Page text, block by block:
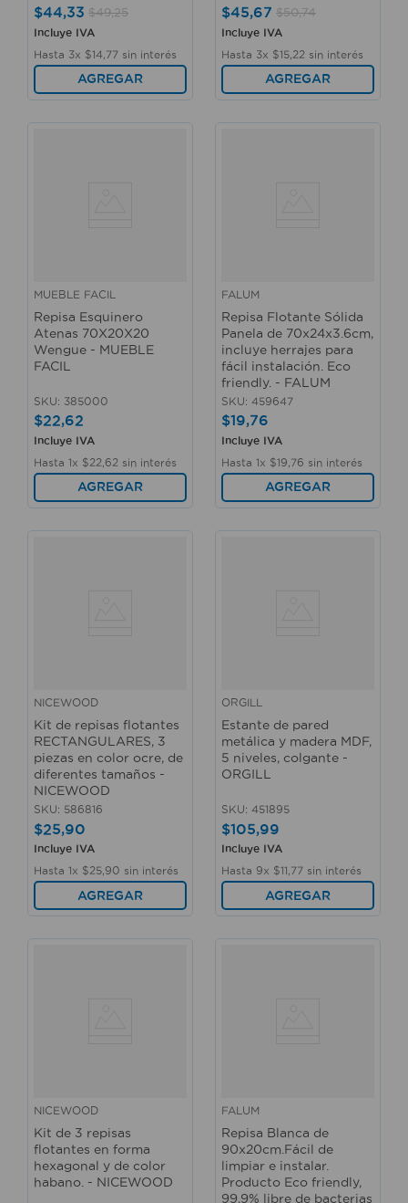
$44,33 $49,25
Incluye IVA
Hasta 3x $14 77 sin interés
AGREGAR
$45,67 $50,74
Incluye IVA
Hasta 3x $15 22 sin interés
AGREGAR
MUEBLE FACIL
Repisa Esquinero
Atenas 70X20X20
Wengue - MUEBLE
FACIL
SKU: 385000
$22,62
Incluye IVA
Hasta 1x $22 62 sin interés
AGREGAR
FALUM
Repisa Flotante Sólida
Panela de 70x24x3.6cm,
incluye herrajes para
fácil instalación. Eco
friendly. - FALUM
SKU: 459647
$19,76
Incluye IVA
Hasta 1x $19 76 sin interés
AGREGAR
NICEWOOD
Kit de repisas flotantes
RECTANGULARES, 3
piezas en color ocre, de
diferentes tamaños -
NICEWOOD
SKU: 586816
$25,90
Incluye IVA
Hasta 1x $25 90 sin interés
AGREGAR
ORGILL
Estante de pared
metálica y madera MDF,
5 niveles, colgante -
ORGILL
SKU: 451895
$105,99
Incluye IVA
Hasta 9x $11 77 sin interés
AGREGAR
NICEWOOD
Kit de 3 repisas
flotantes en forma
hexagonal y de color
habano. - NICEWOOD
FALUM
Repisa Blanca de
90x20cm.Fácil de
limpiar e instalar.
Producto Eco friendly,
99,9% libre de bacterias